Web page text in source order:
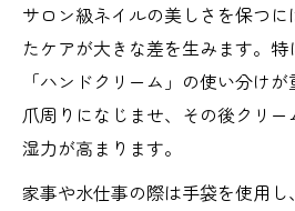
サロン級ネイルの美しさを保つ
たケアが大きな差を生みます。
「ハンドクリーム」の使い分け
爪周りになじませ、その後クリ
湿力が高まります。
家事や水仕事の際は手袋を使用